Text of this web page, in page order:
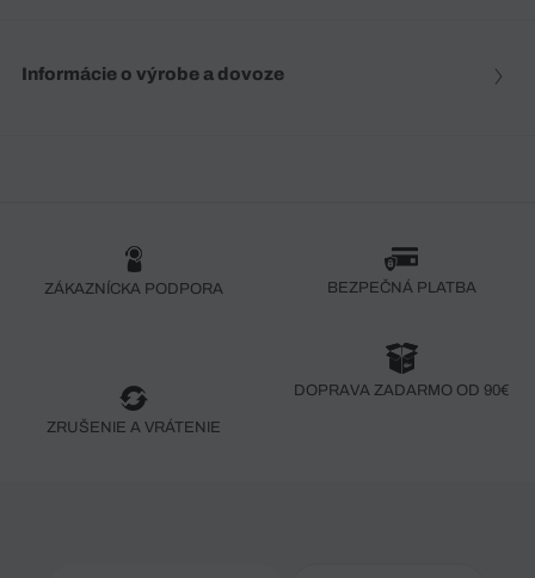
Informácie o výrobe a dovoze
ZÁKAZNÍCKA PODPORA BEZPEČNÁ PLATBA
ZRUŠENIE A VRÁTENIE
DOPRAVA ZADARMO OD 90€